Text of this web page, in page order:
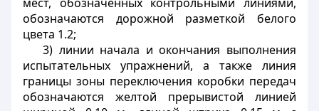
обозначаются дорожной разметкой белого
цвета 1.2;
3) линии начала и окончания выполнения
испытательных упражнений, а также линия
границы зоны переключения коробки передач
обозначаются желтой прерывистой линией